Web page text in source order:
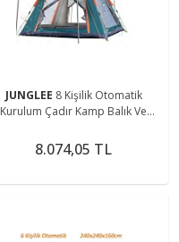
JUNGLEE 8 Kişilik Otomatik
Kurulum Çadır Kamp Balık Ve
270cmx270cmx170cm
8.074,05 TL